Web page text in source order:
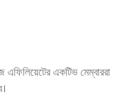
একটিভ মেম্বাররা